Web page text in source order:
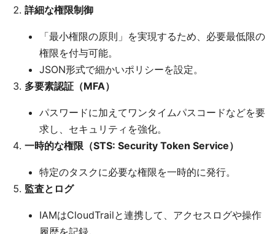
詳細な権限制御
「最小権限の原則」を実現するため、必要最低限の
権限を付与可能。
JSON形式で細かいポリシーを設定。
多要素認証（MFA）
パスワードに加えてワンタイムパスコードなどを要
求し、セキュリティを強化。
一時的な権限（STS: Security Token Service）
特定のタスクに必要な権限を一時的に発行。
監査とログ
IAMはCloudTrailと連携して、アクセスログや操作
履歴を記録。